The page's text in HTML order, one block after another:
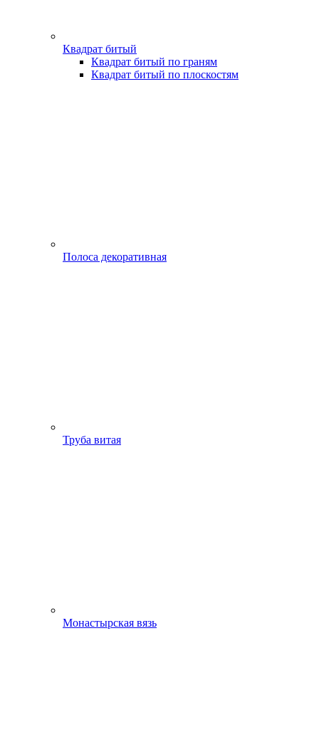
Квадрат битый
Квадрат битый по граням
Квадрат битый по плоскостям
Полоса декоративная
Труба витая
Монастырская вязь